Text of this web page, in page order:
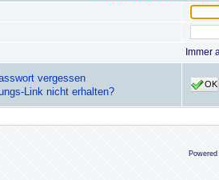
Immer
vergessen
Link nicht erhalten?
OK